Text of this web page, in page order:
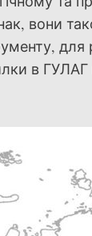
вони
в ГУЛАГ